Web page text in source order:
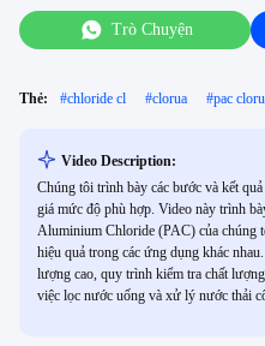
Trò Chuyện
Thẻ: #chloride cl #clorua #pac
Video Description:
Chúng tôi trình bày các bước và kết
giá mức độ phù hợp. Video này trình
Aluminium Chloride (PAC) của chúng
hiệu quả trong các ứng dụng khác
lượng cao, quy trình kiểm tra chất
việc lọc nước uống và xử lý nước thải